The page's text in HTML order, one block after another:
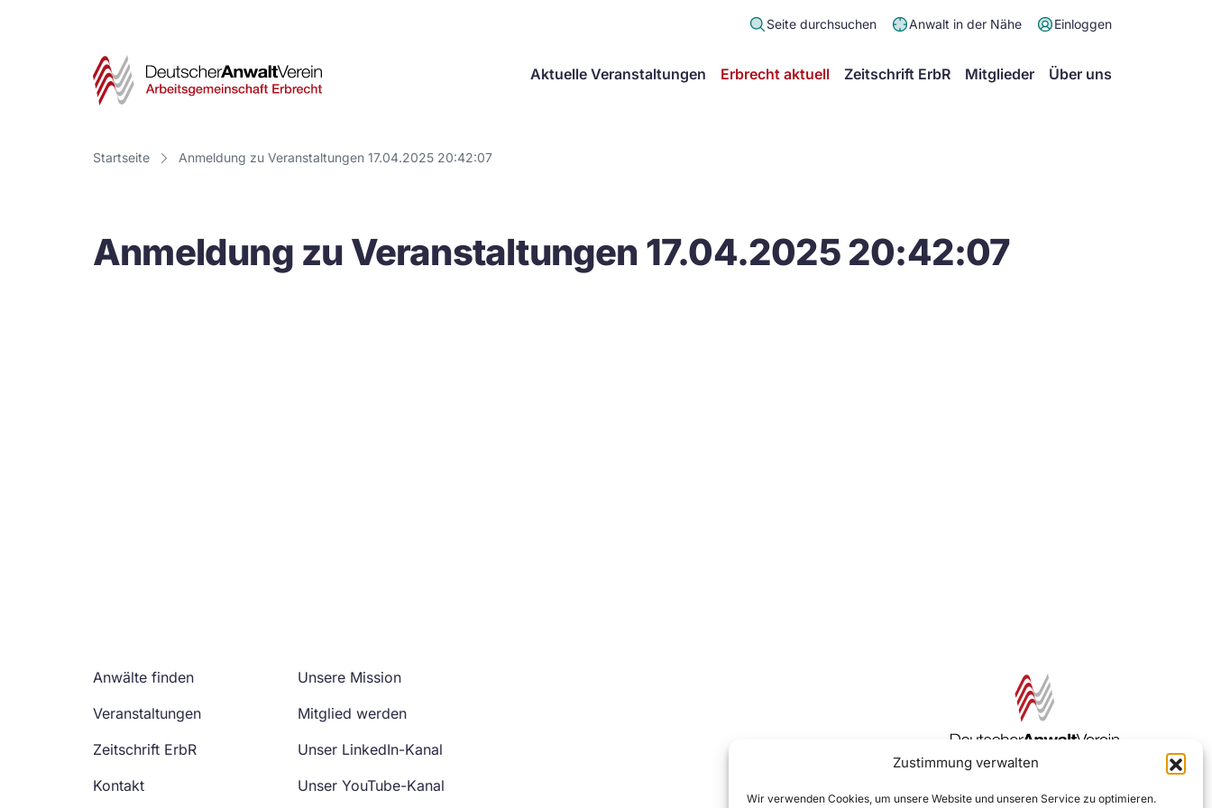
Zustimmung verwalten
Wir verwenden Cookies, um unsere Website und unseren Service zu optimieren.
Seite durchsuchen Anwalt in der Nähe Einloggen
Deutscher
Verein
Arbeitsgemeinschaft
Aktuelle Veranstaltungen Erbrecht aktuell Zeitschrift ErbR Mitglieder Über uns
Startseite Anmeldung zu Veranstaltungen 17.04.2025 20:42:07
Anmeldung zu Veranstaltungen 17.04.2025 20:42:07
Anwälte finden
Veranstaltungen
Zeitschrift ErbR
Kontakt
Unsere Mission
Mitglied werden
Unser LinkedIn-Kanal
Unser YouTube-Kanal
Zur DAV Webseite